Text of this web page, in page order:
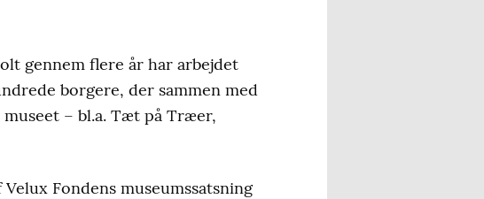
gennem flere år har arbejdet
borgere, der sammen med
– bl.a. Tæt på Træer,
Fondens museumssatsning